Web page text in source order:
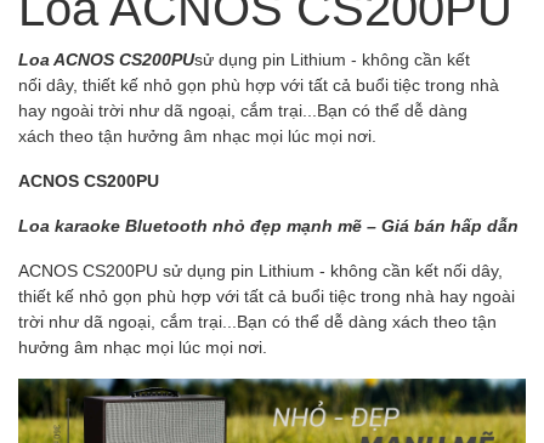
Loa ACNOS CS200PUsử dụng pin Lithium - không cần kết
nối dây, thiết kế nhỏ gọn phù hợp với tất cả buổi tiệc trong nhà
hay ngoài trời như dã ngoại, cắm trại...Bạn có thể dễ dàng
xách theo tận hưởng âm nhạc mọi lúc mọi nơi.
ACNOS CS200PU
Loa karaoke Bluetooth nhỏ đẹp mạnh mẽ – Giá bán hấp dẫn
ACNOS CS200PU sử dụng pin Lithium - không cần kết nối dây,
thiết kế nhỏ gọn phù hợp với tất cả buổi tiệc trong nhà hay ngoài
trời như dã ngoại, cắm trại...Bạn có thể dễ dàng xách theo tận
hưởng âm nhạc mọi lúc mọi nơi.